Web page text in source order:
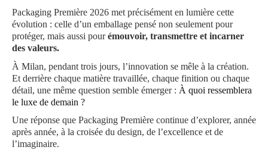
Packaging Première 2026 met précisément en lumière cette
évolution : celle d’un emballage pensé non seulement pour
protéger, mais aussi pourémouvoir, transmettre et incarner
des valeurs.
À Milan, pendant trois jours, l’innovation se mêle à la création.
Et derrière chaque matière travaillée, chaque finition ou chaque
détail, une même question semble émerger : À quoi ressemblera
le luxe de demain ?
Une réponse que Packaging Première continue d’explorer, année
après année, à la croisée du design, de l’excellence et de
l’imaginaire.